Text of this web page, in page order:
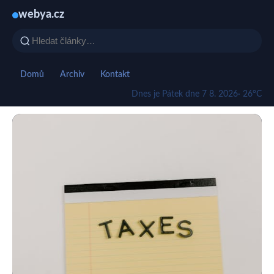
webya.cz
Domů Archiv Kontakt
Dnes je Pátek dne 7 8. 2026· 26°C